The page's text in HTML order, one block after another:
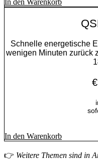
In den Warenkorb
Schnelle energetische
wenigen Minuten zurück
€
In den Warenkorb
👉 Weitere Themen sind in